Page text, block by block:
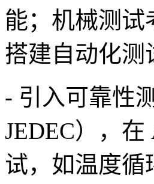
能；机械测试
搭建自动化测
- 引入可靠性
JEDEC），
试，如温度循